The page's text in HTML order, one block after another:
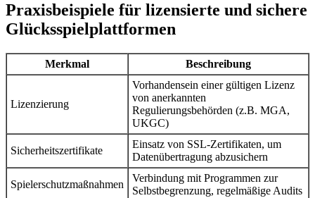
panel
panel
Panel
Praxisbeispiele für lizensierte und sichere
Glücksspielplattformen
Merkmal Beschreibung
Lizenzierung
Vorhandensein einer gültigen Lizenz
von anerkannten
Regulierungsbehörden (z.B. MGA,
UKGC)
Sicherheitszertifikate
Einsatz von SSL-Zertifikaten, um
Datenübertragung abzusichern
Spielerschutzmaßnahmen
Verbindung mit Programmen zur
Selbstbegrenzung, regelmäßige Audits